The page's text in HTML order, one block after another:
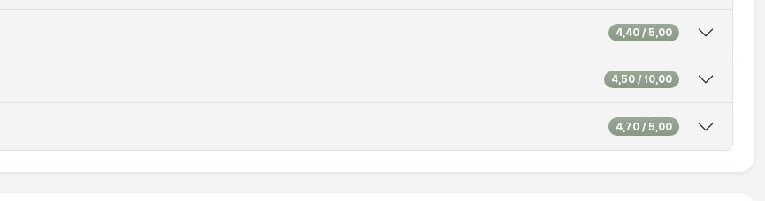
4,40 / 5,00
4,50 / 10,00
4,70 / 5,00